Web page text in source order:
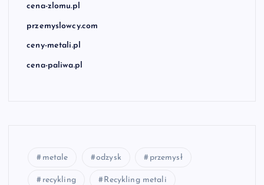
cena-zlomu.pl
przemyslowcy.com
ceny-metali.pl
cena-paliwa.pl
metale odzysk przemysł
recykling Recykling metali